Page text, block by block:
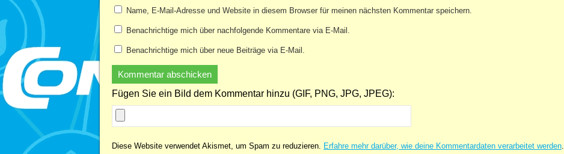
Name, E-Mail-Adresse und Website in diesem Browser für meinen nächsten Kommentar speichern.
Benachrichtige mich über nachfolgende Kommentare via E-Mail.
Benachrichtige mich über neue Beiträge via E-Mail.
Fügen Sie ein Bild dem Kommentar hinzu (GIF, PNG, JPG, JPEG):
Diese Website verwendet Akismet, um Spam zu reduzieren. Erfahre mehr darüber, wie deine Kommentardaten verarbeitet werden.